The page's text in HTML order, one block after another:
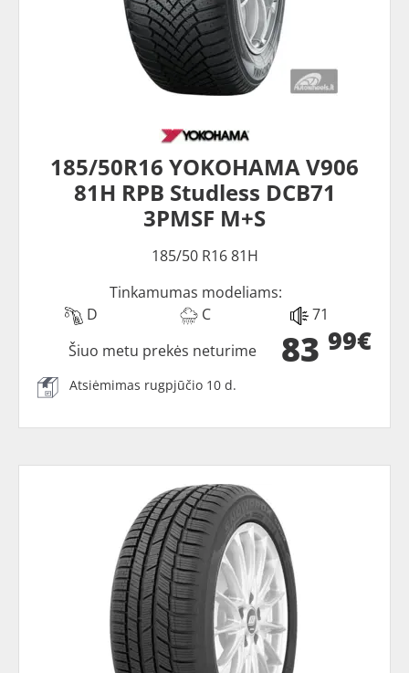
185/50R16 YOKOHAMA V906
81H RPB Studless DCB71
3PMSF M+S
185/50 R16 81H
Tinkamumas modeliams:
D
C 71
83 99€
Šiuo metu prekės neturime
Atsiėmimas rugpjūčio 10 d.